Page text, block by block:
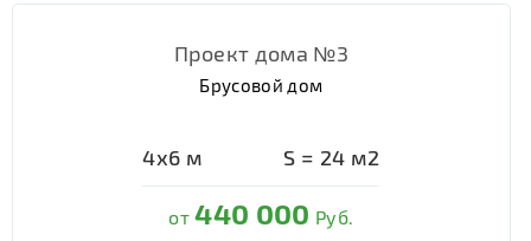
Проект дома №3
Брусовой дом
4х6 м S = 24 м2
от440 000 Руб.